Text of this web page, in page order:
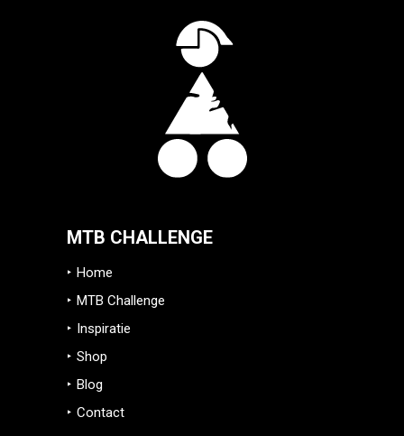
MTB CHALLENGE
Home
MTB Challenge
Inspiratie
Shop
Blog
Contact